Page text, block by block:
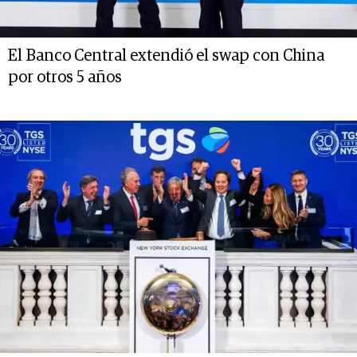
El Banco Central extendió el swap con China
por otros 5 años